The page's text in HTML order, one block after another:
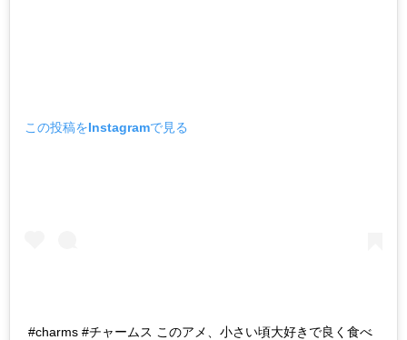
この投稿をInstagramで見る
#charms #チャームス このアメ、小さい頃大好きで良く食べ